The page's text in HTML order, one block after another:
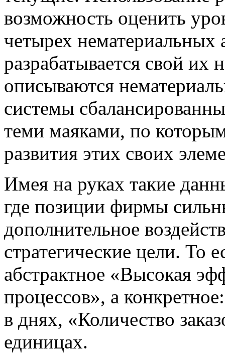
возможность оценить
четырех
разрабатывается свой их
описываются
системы
теми маяками, по
развития этих своих
Имея на руках такие
где позиции фирмы
дополнительное
стратегические цели. То
абстрактное «Высокая
процессов», а
в днях, «Количество
единицах.